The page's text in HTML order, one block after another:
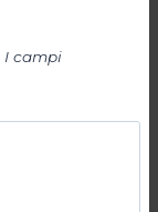
I campi